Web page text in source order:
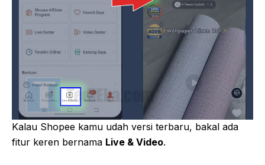
Kalau Shopee kamu udah versi terbaru, bakal ada
fitur keren bernama Live & Video.